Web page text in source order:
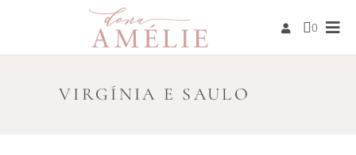
0
VIRGÍNIA E SAULO